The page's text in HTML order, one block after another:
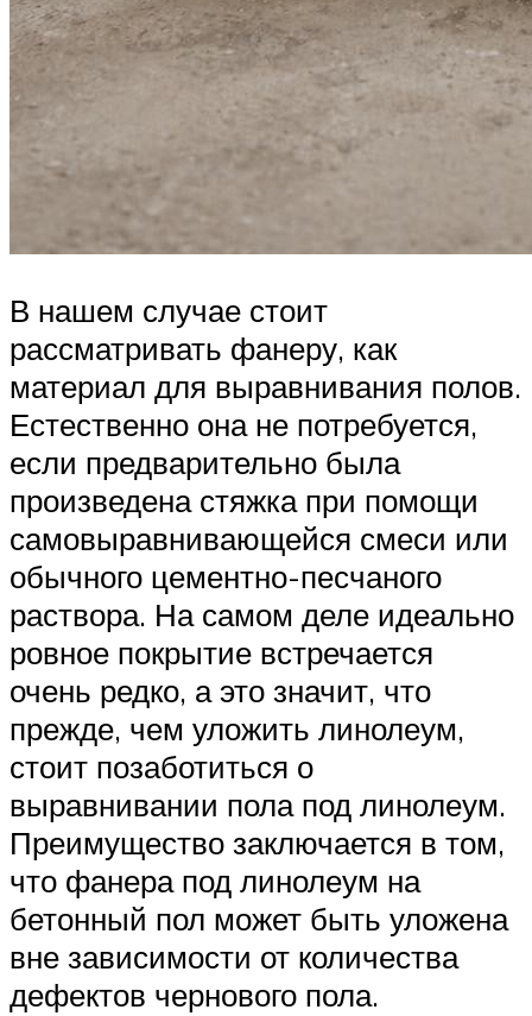
В нашем случае стоит
рассматривать фанеру, как
материал для выравнивания полов.
Естественно она не потребуется,
если предварительно была
произведена стяжка при помощи
самовыравнивающейся смеси или
обычного цементно-песчаного
раствора. На самом деле идеально
ровное покрытие встречается
очень редко, а это значит, что
прежде, чем уложить линолеум,
стоит позаботиться о
выравнивании пола под линолеум.
Преимущество заключается в том,
что фанера под линолеум на
бетонный пол может быть уложена
вне зависимости от количества
дефектов чернового пола.